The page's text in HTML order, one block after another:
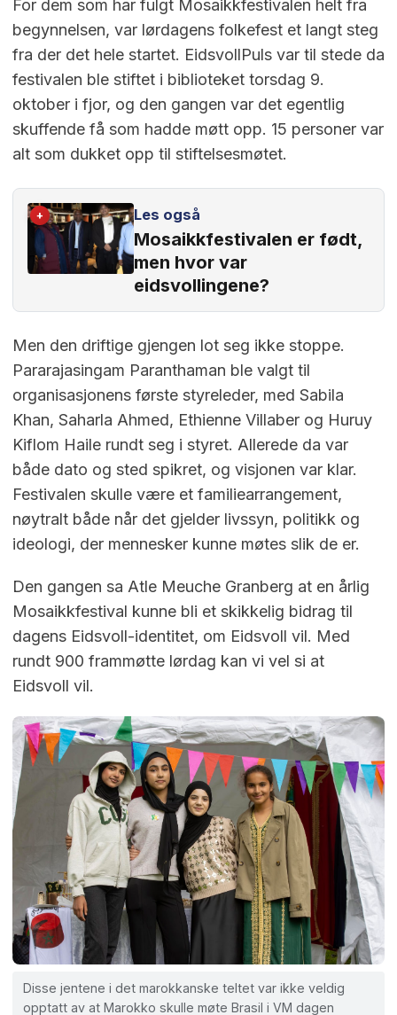
For dem som har fulgt Mosaikkfestivalen helt fra
begynnelsen, var lørdagens folkefest et langt steg
fra der det hele startet. EidsvollPuls var til stede da
festivalen ble stiftet i biblioteket torsdag 9.
oktober i fjor, og den gangen var det egentlig
skuffende få som hadde møtt opp. 15 personer var
alt som dukket opp til stiftelsesmøtet.
+ Les også
Mosaikkfestivalen er født,
men hvor var
eidsvollingene?
Men den driftige gjengen lot seg ikke stoppe.
Pararajasingam Paranthaman ble valgt til
organisasjonens første styreleder, med Sabila
Khan, Saharla Ahmed, Ethienne Villaber og Huruy
Kiflom Haile rundt seg i styret. Allerede da var
både dato og sted spikret, og visjonen var klar.
Festivalen skulle være et familiearrangement,
nøytralt både når det gjelder livssyn, politikk og
ideologi, der mennesker kunne møtes slik de er.
Den gangen sa Atle Meuche Granberg at en årlig
Mosaikkfestival kunne bli et skikkelig bidrag til
dagens Eidsvoll-identitet, om Eidsvoll vil. Med
rundt 900 frammøtte lørdag kan vi vel si at
Eidsvoll vil.
Disse jentene i det marokkanske teltet var ikke veldig
opptatt av at Marokko skulle møte Brasil i VM dagen